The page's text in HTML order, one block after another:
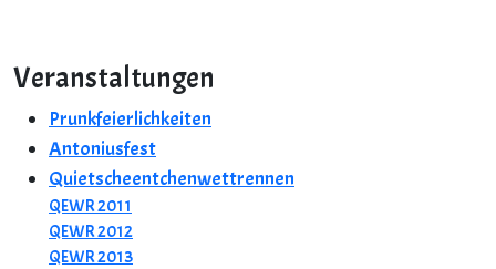
Veranstaltungen
Prunkfeierlichkeiten
Antoniusfest
Quietscheentchenwettrennen
QEWR 2011
QEWR 2012
QEWR 2013